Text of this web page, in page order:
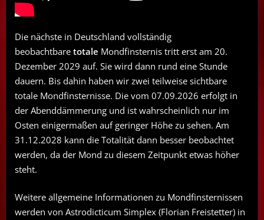
Die nächste in Deutschland vollständig
beobachtbare totale Mondfinsternis tritt erst am 20.
Dezember 2029 auf. Sie wird dann rund eine Stunde
dauern. Bis dahin haben wir zwei teilweise sichtbare
totale Mondfinsternisse. Die vom 07.09.2026 erfolgt in
der Abenddämmerung und ist wahrscheinlich nur im
Osten einigermaßen auf geringer Höhe zu sehen. Am
31.12.2028 kann die Totalität dann besser beobachtet
werden, da der Mond zu diesem Zeitpunkt etwas höher
steht.
Weitere allgemeine Informationen zu Mondfinsternissen
werden von Astrodicticum Simplex (Florian Freistetter) in